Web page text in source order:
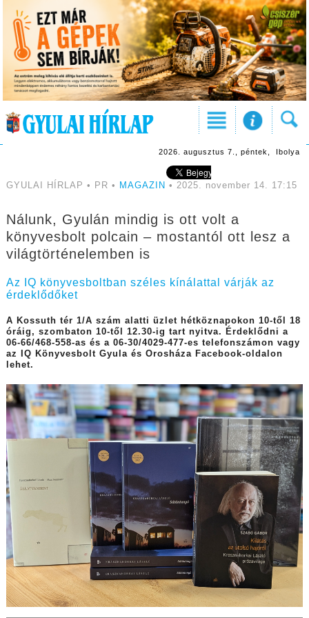
2026. augusztus 7., péntek, Ibolya
GYULAI HÍRLAP • PR • MAGAZIN • 2025. november 14. 17:15
Nálunk, Gyulán mindig is ott volt a
könyvesbolt polcain – mostantól ott lesz a
világtörténelemben is
Az IQ könyvesboltban széles kínálattal várják az
érdeklődőket
A Kossuth tér 1/A szám alatti üzlet hétköznapokon 10-től 18
óráig, szombaton 10-től 12.30-ig tart nyitva. Érdeklődni a
06-66/468-558-as és a 06-30/4029-477-es telefonszámon vagy
az IQ Könyvesbolt Gyula és Orosháza Facebook-oldalon
lehet.